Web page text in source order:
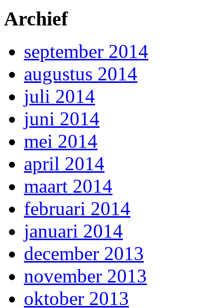
Archief
september 2014
augustus 2014
juli 2014
juni 2014
mei 2014
april 2014
maart 2014
februari 2014
januari 2014
december 2013
november 2013
oktober 2013